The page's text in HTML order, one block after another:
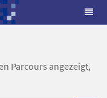
Parcours angezeigt,